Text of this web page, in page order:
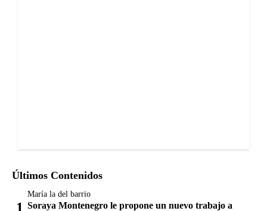
Últimos Contenidos
María la del barrio
Soraya Montenegro le propone un nuevo trabajo a